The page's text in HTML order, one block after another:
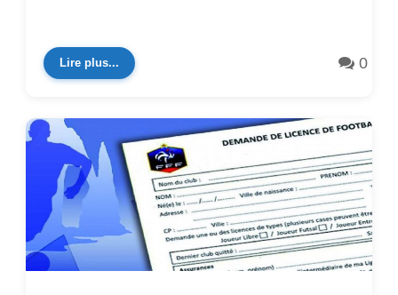
Lire plus... 0